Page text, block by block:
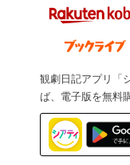
観劇日記アプリ「
ば、電子版を無料